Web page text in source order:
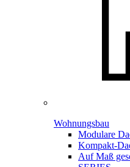
Wohnungsbau
Modulare
Kompakt-
Auf Maß